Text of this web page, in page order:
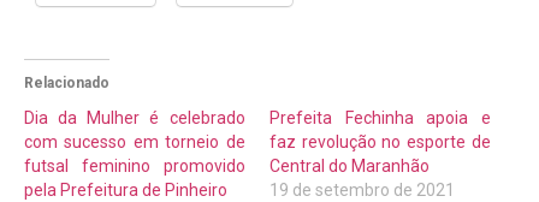
Relacionado
Dia da Mulher é celebrado
com sucesso em torneio de
futsal feminino promovido
pela Prefeitura de Pinheiro
Prefeita Fechinha apoia e
faz revolução no esporte de
Central do Maranhão
19 de setembro de 2021